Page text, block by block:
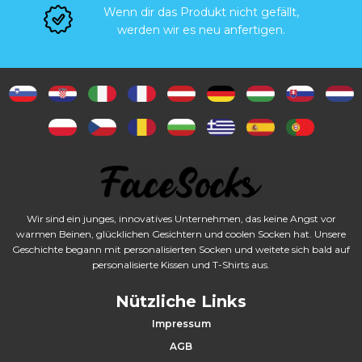
e
Wenn dir das Produkt nicht gefällt,
werden wir es neu anfertigen.
Wir sind ein junges, innovatives Unternehmen, das keine Angst vor
warmen Beinen, glücklichen Gesichtern und coolen Socken hat. Unsere
Geschichte begann mit personalisierten Socken und weitete sich bald auf
personalisierte Kissen und T-Shirts aus.
Nützliche Links
Impressum
AGB